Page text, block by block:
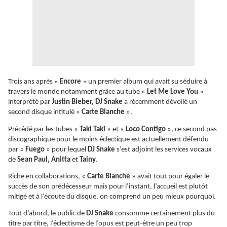
Trois ans après « Encore » un premier album qui avait su séduire à
travers le monde notamment grâce au tube « Let Me Love You »
interprété par Justin Bieber, DJ Snake a récemment dévoilé un
second disque intitulé « Carte Blanche ».
Précédé par les tubes « Taki Taki » et « Loco Contigo », ce second pas
discographique pour le moins éclectique est actuellement défendu
par « Fuego » pour lequel DJ Snake s’est adjoint les services vocaux
de Sean Paul, Anitta et Tainy.
Riche en collaborations, « Carte Blanche » avait tout pour égaler le
succès de son prédécesseur mais pour l’instant, l’accueil est plutôt
mitigé et à l’écoute du disque, on comprend un peu mieux pourquoi.
Tout d’abord, le public de DJ Snake consomme certainement plus du
titre par titre, l’éclectisme de l’opus est peut-être un peu trop